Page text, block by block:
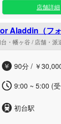
たします。 大人の落ち着きと利便性を兼ね備えた初台
エリアに佇む当ル
れる上質な秘密の
よる丁寧な施術と
張を優しく解きほ
能ください。
店舗詳細
Aladdin（フ
・幡ヶ谷 / 店舗・派
90分 / ￥
9:00 ~ 5:00 (
初台駅